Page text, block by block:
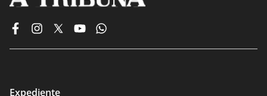
Expediente